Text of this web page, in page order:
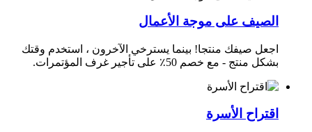
الصيف على موجة الأعمال
اجعل صيفك منتجا! بينما يسترخي الآخرون ، استخدم وقتك
بشكل منتج - مع خصم 50٪ على تأجير غرف المؤتمرات.
اقتراح الأسرة